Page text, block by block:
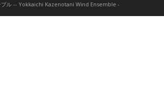
ブル -- Yokkaichi Kazenotani Wind Ensemble -